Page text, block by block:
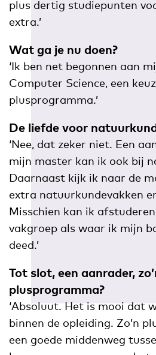
plus dertig studiepunten
extra.’
Wat ga je nu doen?
‘Ik ben net begonnen aan
Computer Science, een
plusprogramma.’
De liefde voor
‘Nee, dat zeker niet. Een
mijn master kan ik ook bij
Daarnaast kijk ik naar de
extra natuurkundevakken
Misschien kan ik
vakgroep als waar ik mijn
deed.’
Tot slot, een aanrader,
plusprogramma?
‘Absoluut. Het is mooi dat
binnen de opleiding. Zo’n
een goede middenweg